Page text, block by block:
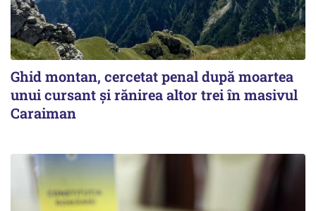
Ghid montan, cercetat penal după moartea
unui cursant și rănirea altor trei în masivul
Caraiman